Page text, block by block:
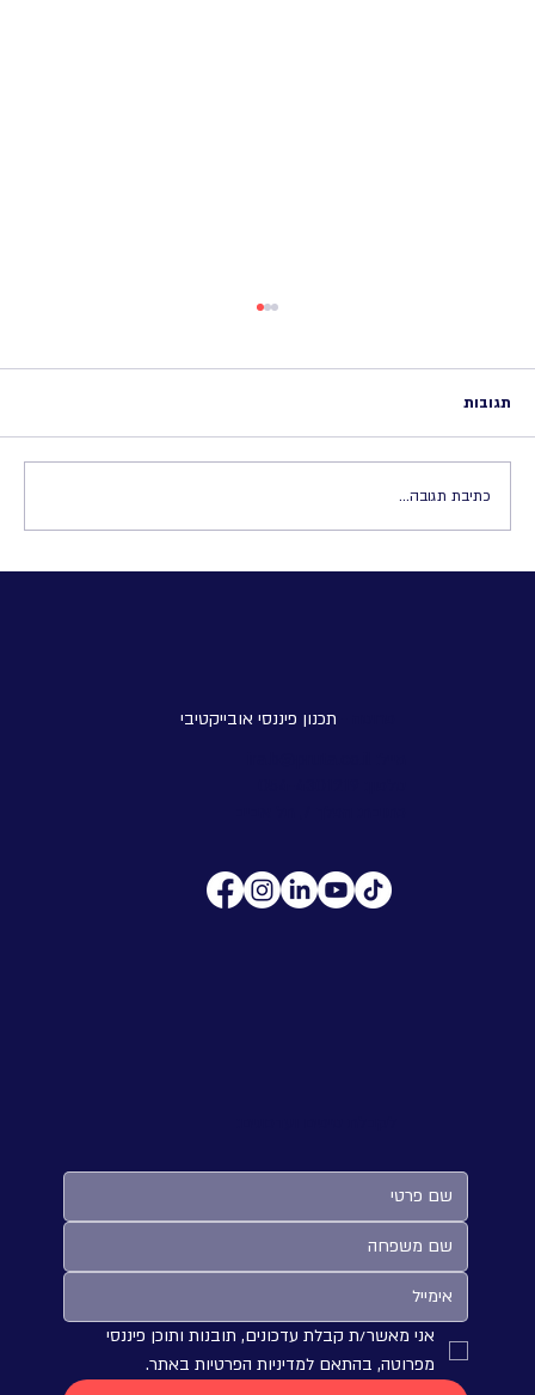
תגובות
כתיבת תגובה...
תכנון פיננסי אובייקטיבי
אני מאשר/ת קבלת עדכונים, תובנות ותוכן פיננסי
מפרוטה, בהתאם למדיניות הפרטיות באתר.